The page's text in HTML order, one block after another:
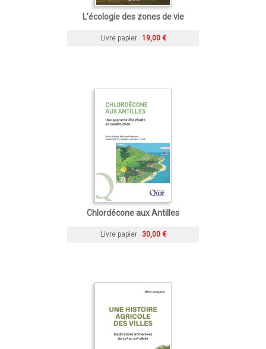
L’écologie des zones de vie
Livre papier 19,00 €
Chlordécone aux Antilles
Livre papier 30,00 €